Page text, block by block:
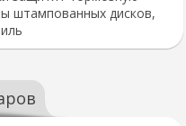
штампованных дисков,